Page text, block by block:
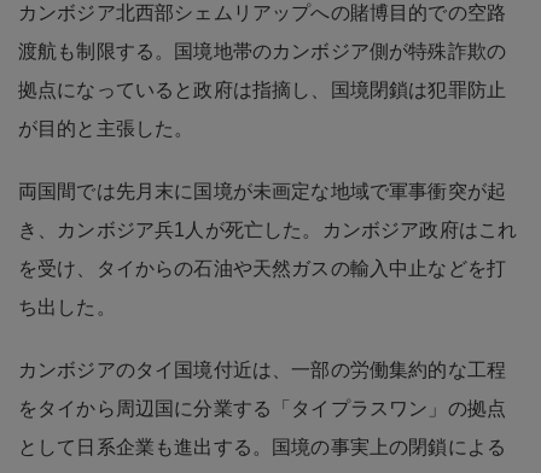
カンボジア北西部シェムリアップへの賭博目的での空路
渡航も制限する。国境地帯のカンボジア側が特殊詐欺の
拠点になっていると政府は指摘し、国境閉鎖は犯罪防止
が目的と主張した。
両国間では先月末に国境が未画定な地域で軍事衝突が起
き、カンボジア兵1人が死亡した。カンボジア政府はこれ
を受け、タイからの石油や天然ガスの輸入中止などを打
ち出した。
カンボジアのタイ国境付近は、一部の労働集約的な工程
をタイから周辺国に分業する「タイプラスワン」の拠点
として日系企業も進出する。国境の事実上の閉鎖による